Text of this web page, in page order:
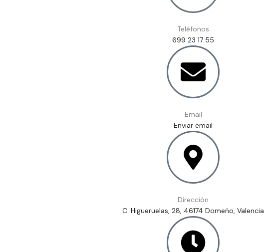
Teléfonos
699 23 17 55
Email
Enviar email
Dirección
C. Higueruelas, 28, 46174 Domeño, Valencia